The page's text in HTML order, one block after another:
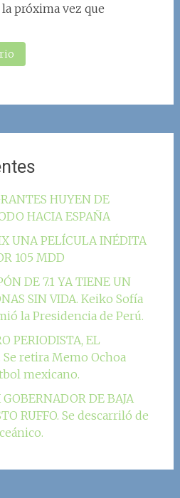
próxima vez que
HUYEN DE
HACIA ESPAÑA
UNA PELÍCULA INÉDITA
105 MDD
DE 7.1 YA TIENE UN
SIN VIDA. Keiko Sofía
la Presidencia de Perú.
PERIODISTA, EL
Se retira Memo Ochoa
mexicano.
DE BAJA
RUFFO. Se descarriló de